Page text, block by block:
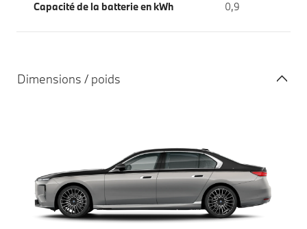
Capacité de la batterie en kWh 0,9
Dimensions / poids